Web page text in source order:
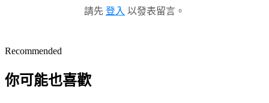
請先 登入 以發表留言。
Recommended
你可能也喜歡